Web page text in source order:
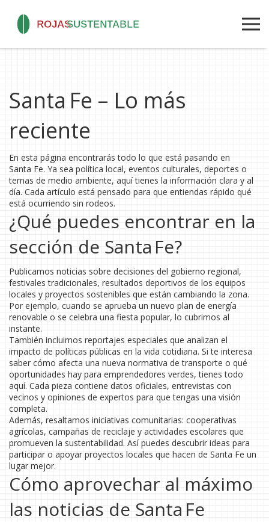
Santa Fe – Lo más
reciente
En esta página encontrarás todo lo que está pasando en
Santa Fe. Ya sea política local, eventos culturales, deportes o
temas de medio ambiente, aquí tienes la información clara y al
día. Cada artículo está pensado para que entiendas rápido qué
está ocurriendo sin rodeos.
¿Qué puedes encontrar en la
sección de Santa Fe?
Publicamos noticias sobre decisiones del gobierno regional,
festivales tradicionales, resultados deportivos de los equipos
locales y proyectos sostenibles que están cambiando la zona.
Por ejemplo, cuando se aprueba un nuevo plan de energía
renovable o se celebra una fiesta popular, lo cubrimos al
instante.
También incluimos reportajes especiales que analizan el
impacto de políticas públicas en la vida cotidiana. Si te interesa
saber cómo afecta una nueva normativa de transporte o qué
oportunidades hay para emprendedores verdes, tienes todo
aquí. Cada pieza contiene datos oficiales, entrevistas con
vecinos y opiniones de expertos para que tengas una visión
completa.
Además, resaltamos iniciativas comunitarias: cooperativas
agrícolas, campañas de reciclaje y actividades escolares que
promueven la sustentabilidad. Así puedes descubrir ideas para
participar o apoyar proyectos locales que hacen de Santa Fe un
lugar mejor.
Cómo aprovechar al máximo
las noticias de Santa Fe